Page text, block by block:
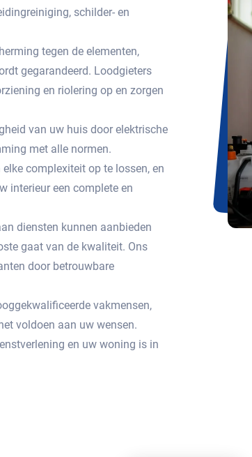
schilder- en
tegen de elementen,
gegarandeerd. Loodgieters
en riolering op en zorgen
van uw huis door elektrische
met alle normen.
complexiteit op te lossen, en
interieur een complete en
diensten kunnen aanbieden
gaat van de kwaliteit. Ons
door betrouwbare
vakmensen,
voldoen aan uw wensen.
en uw woning is in